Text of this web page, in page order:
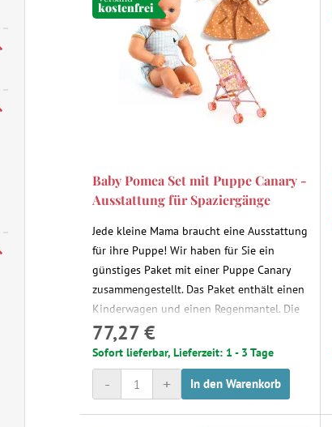
kostenfrei
Baby Pomea Set mit Puppe Canary -
Ausstattung für Spaziergänge
Jede kleine Mama braucht eine Ausstattung
für ihre Puppe! Wir haben für Sie ein
günstiges Paket mit einer Puppe Canary
zusammengestellt. Das Paket enthält einen
Kinderwagen und einen Regenmantel. Die
perfekte Kombination für Spaziergänge im
Freien bei jedem Wetter.
77,27 €
Sofort lieferbar, Lieferzeit: 1 - 3 Tage
+
- In den Warenkorb